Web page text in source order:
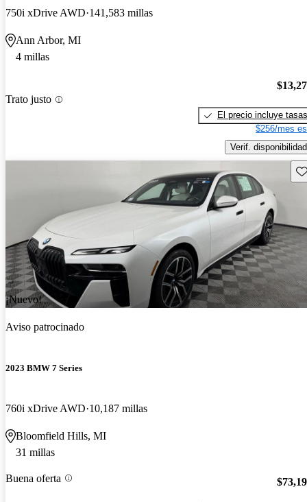
750i xDrive AWD 141,583 millas
Ann Arbor, MI
4 millas
Trato justo
El precio incluye tasas
$256/mes
Verif. disponibilidad
¡Nuevo!
Aviso patrocinado
2023 BMW 7 Series
760i xDrive AWD 10,187 millas
Bloomfield Hills, MI
31 millas
Buena oferta